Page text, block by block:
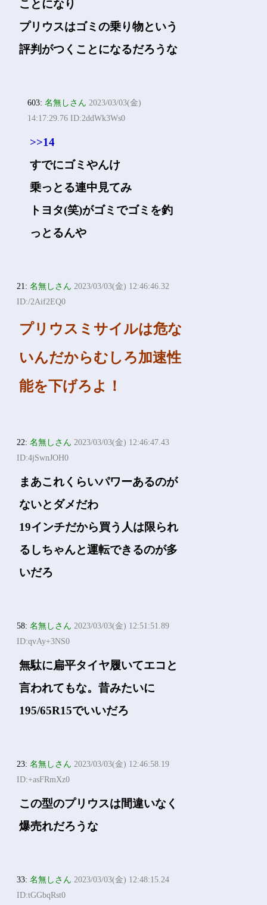
ことになり
プリウスはゴミの乗り物という
評判がつくことになるだろうな
603:名無しさん 2023/03/03(金)
14:17:29.76 ID:2ddWk3Ws0
>>14
すでにゴミやんけ
乗っとる連中見てみ
トヨタ(笑)がゴミでゴミを釣
っとるんや
21:名無しさん 2023/03/03(金) 12:46:46.32
ID:/2Aif2EQ0
プリウスミサイルは危な
いんだからむしろ加速性
能を下げろよ！
22:名無しさん 2023/03/03(金) 12:46:47.43
ID:4jSwnJOH0
まあこれくらいパワーあるのが
ないとダメだわ
19インチだから買う人は限られ
るしちゃんと運転できるのが多
いだろ
58:名無しさん 2023/03/03(金) 12:51:51.89
ID:qvAy+3NS0
無駄に扁平タイヤ履いてエコと
言われてもな。昔みたいに
195/65R15でいいだろ
23:名無しさん 2023/03/03(金) 12:46:58.19
ID:+asFRmXz0
この型のプリウスは間違いなく
爆売れだろうな
33:名無しさん 2023/03/03(金) 12:48:15.24
ID:tGGbqRst0